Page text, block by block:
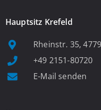
Hauptsitz Krefeld
Rheinstr. 35,
+49 2151-80720
E-Mail senden